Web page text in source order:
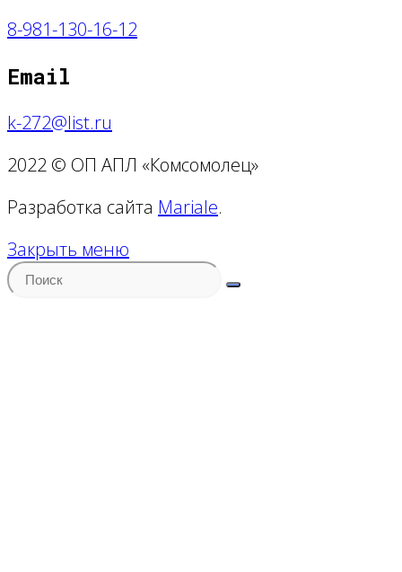
8-981-130-16-12
Email
k-272@list.ru
2022 © ОП АПЛ «Комсомолец»
Разработка сайта Mariale.
Закрыть меню